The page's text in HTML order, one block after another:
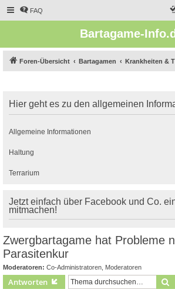
FAQ
Bartagame-
Foren-Übersicht Bartagamen Krankheiten &
Hier geht es zu den allgemeinen
Allgemeine Informationen
Haltung
Terrarium
Jetzt einfach über Facebook und Co.
mitmachen!
Zwergbartagame hat Probleme
Parasitenkur
Moderatoren: Co-Administratoren Moderatoren
Antworten